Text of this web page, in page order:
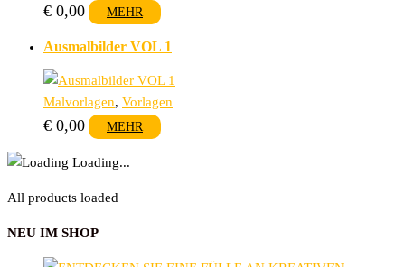
€ 0,00 MEHR
Ausmalbilder VOL 1
Malvorlagen, Vorlagen
€ 0,00 MEHR
Loading...
All products loaded
NEU IM SHOP